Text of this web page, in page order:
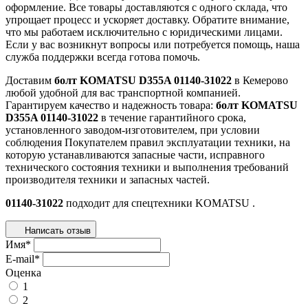
оформление. Все товары доставляются с одного склада, что
упрощает процесс и ускоряет доставку. Обратите внимание,
что мы работаем исключительно с юридическими лицами.
Если у вас возникнут вопросы или потребуется помощь, наша
служба поддержки всегда готова помочь.
Доставим болт KOMATSU D355A 01140-31022 в Кемерово
любой удобной для вас транспортной компанией.
Гарантируем качество и надежность товара: болт KOMATSU
D355A 01140-31022 в течение гарантийного срока,
установленного заводом-изготовителем, при условии
соблюдения Покупателем правил эксплуатации техники, на
которую устанавливаются запасные части, исправного
технического состояния техники и выполнения требований
производителя техники и запасных частей.
01140-31022 подходит для спецтехники KOMATSU .
Написать отзыв
Имя*
E-mail*
Оценка
1
2